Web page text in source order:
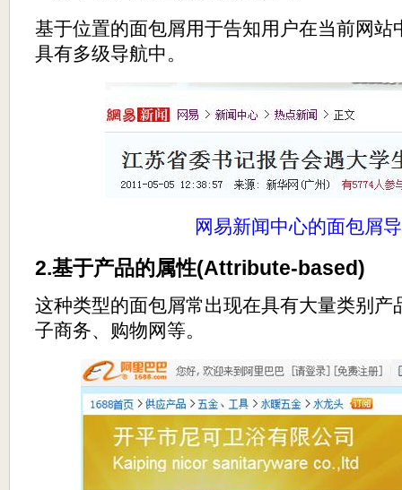
基于位置的面包屑用于告知用户在当前网站
具有多级导航中。
网易新闻中心的面包屑
2.基于产品的属性(Attribute-based)
这种类型的面包屑常出现在具有大量类别产
子商务、购物网等。